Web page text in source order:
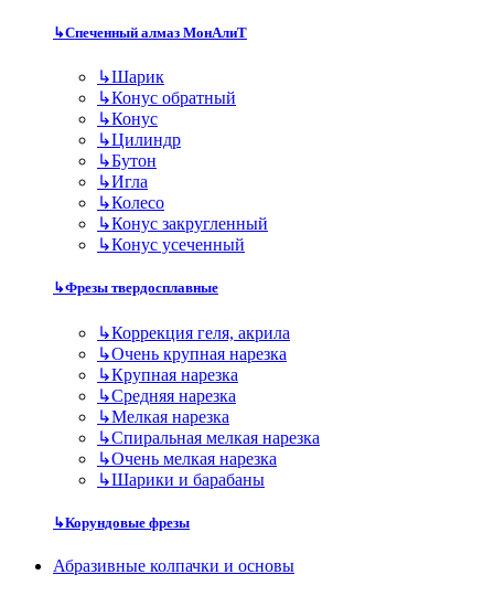
↳Спеченный алмаз МонАлиТ
↳Шарик
↳Конус обратный
↳Конус
↳Цилиндр
↳Бутон
↳Игла
↳Колесо
↳Конус закругленный
↳Конус усеченный
↳Фрезы твердосплавные
↳Коррекция геля, акрила
↳Очень крупная нарезка
↳Крупная нарезка
↳Средняя нарезка
↳Мелкая нарезка
↳Спиральная мелкая нарезка
↳Очень мелкая нарезка
↳Шарики и барабаны
↳Корундовые фрезы
Абразивные колпачки и основы